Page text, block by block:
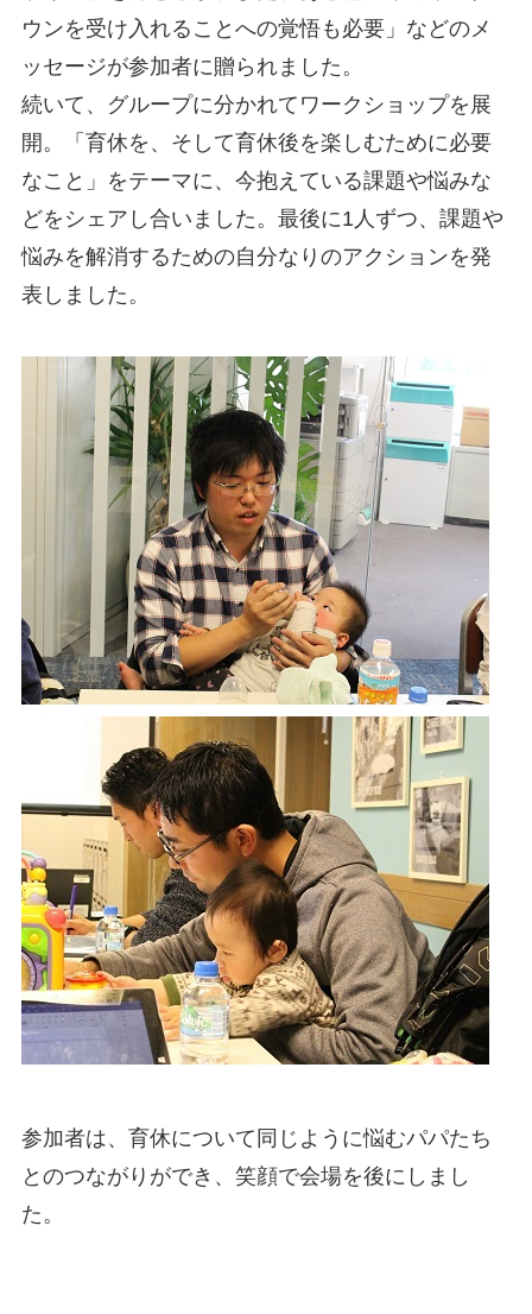
ウンを受け入れることへの覚悟も必要」などのメ
ッセージが参加者に贈られました。
続いて、グループに分かれてワークショップを展
開。「育休を、そして育休後を楽しむために必要
なこと」をテーマに、今抱えている課題や悩みな
どをシェアし合いました。最後に1人ずつ、課題や
悩みを解消するための自分なりのアクションを発
表しました。
参加者は、育休について同じように悩むパパたち
とのつながりができ、笑顔で会場を後にしまし
た。